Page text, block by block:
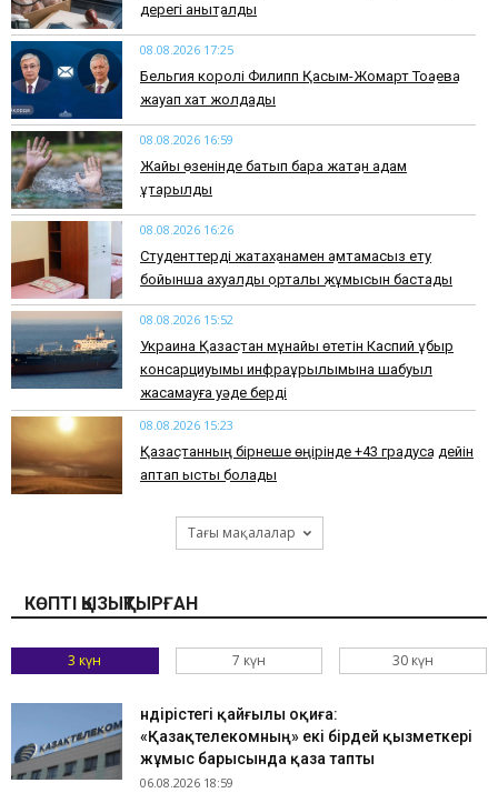
дерегі анықталды
08.08.2026 17:25
Бельгия королі Филипп Қасым-Жомарт Тоқаевқа
жауап хат жолдады
08.08.2026 16:59
Жайық өзенінде батып бара жатқан адам
құтқарылды
08.08.2026 16:26
Студенттерді жатақханамен қамтамасыз ету
бойынша ахуалдық орталық жұмысын бастады
08.08.2026 15:52
Украина Қазақстан мұнайы өтетін Каспий құбыр
консарциуымы инфрақұрылымына шабуыл
жасамауға уәде берді
08.08.2026 15:23
Қазақстанның бірнеше өңірінде +43 градусқа дейін
аптап ыстық болады
Тағы мақалалар
КӨПТІ ҚЫЗЫҚТЫРҒАН
3 күн 7 күн 30 күн
Өндірістегі қайғылы оқиға:
«Қазақтелекомның» екі бірдей қызметкері
жұмыс барысында қаза тапты
06.08.2026 18:59